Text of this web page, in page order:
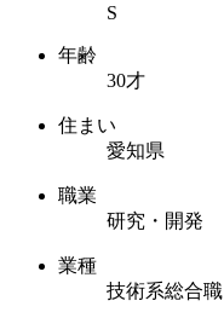
S
年齢
30才
住まい
愛知県
職業
研究・開発
業種
技術系総合職